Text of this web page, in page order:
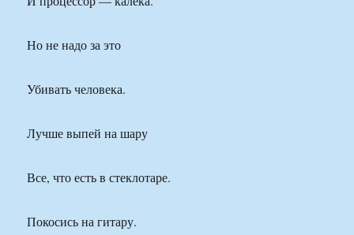
Но не надо за это
Убивать человека.
Лучше выпей на шару
Все, что есть в стеклотаре.
Покосись на гитару.